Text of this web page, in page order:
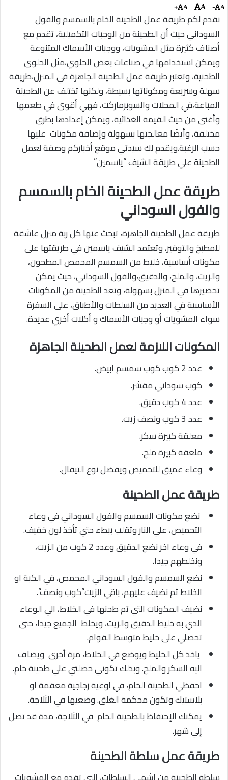
A
-
A
A
+
نقدم لكم طريقة عمل الطحينة الخام بالسمسم والفول
السوداني حيث أنالطحينة من الوجبات التكميلية، تقدم مع
أصناف كثيرة مثل المشويات، ووجبات الأسماك المتنوعة
ويمكن استخدامها في صناعات بعض الحلوي،مثل الحلوى
الطحنية، وتعتبر طريقة عمل الطحينة الجاهزة في المنزل،طريقة
سهلة وسريعة ومكوناتها بسيطة، ولكنها تختلف عن الطحينة
المباعة،في المحلات والسوبرماركت، فهي أقوى في طعمها
وأغنى من حيث القيمة الغذائية، ويمكن إعدادها بطرق
مختلفة، وأيضًا معالجتها بسهولة وإضافة مكونات عليها
حسب الرغبة.ويقدم لك سيدتي موقع أخباركم وصفة لعمل
الطحينة علي طريقة الشيف “ياسمين”
طريقة عمل الطحينة الخام بالسمسم
والفول السوداني
طريقة عمل الطحينة الجاهزة، تبحث عنها كل ربة منزل عاشقة
للمطبخ والتوفير، وتعتمد الشيف ياسمين في طريقتها على
مكونات أساسية، خليط من السمسم المحمص المطحون،
والزيت، والملح، والدقيق،والفول السوداني، حيث يمكن
تحضيرها في المنزل بسهولة، وتعد الطحينة من المكونات
الأساسية في العديد من السلطات والأطباق، على السفرة
سواء المشويات أو وجبات الأسماك و أكلات أخري عديدة.
المكونات اللازمة لعمل الطحينة الجاهزة
عدد 2 كوب كوب سمسم ابيض.
كوب سوداني مقشر.
عدد 4 كوب دقيق.
عدد 3 كوب ونصف زيت.
معلقة كبيرة سكر.
ملعقة كبيرة ملح.
وعاء عميق للتحميص ويفضل نوع التيفال.
طريقة عمل الطحينة
نضع مكونات السمسم والفول السوداني في وعاء
التحميص، علي النار وتقلب ببطء حتي تأخذ لون خفيف.
في وعاء اخر نضع الدقيق وعدد 2 كوب من الزيت،
ونخلطهم جيدا.
نضع السمسم والفول السوداني المحمص، في الكبة او
الخلاط ثم نضيف عليهم، باقي الزيت”كوب ونصف”.
نضيف المكونات التي تم طحنها في الخلاط، الي الوعاء
الذي به خليط الدقيق والزيت، ويخلط الجميع جيدا، حتى
تحصلي على خليط متوسط القوام.
ياخذ كل الخليط ويوضع في الخلاط، مرة أخرى ويضاف
اليه السكر والملح. وبذلك تكوني حصلتي علي طحينة خام.
احفظي الطحينة الخام، في اوعية زجاجية معقمة او
بلاستيك وتكون محكمة الغلق. وضعيها في الثلاجة.
يمكنك الإحتفاظ بالطحينة الخام في الثلاجة، مدة قد تصل
إلي شهر.
طريقة عمل سلطة الطحينة